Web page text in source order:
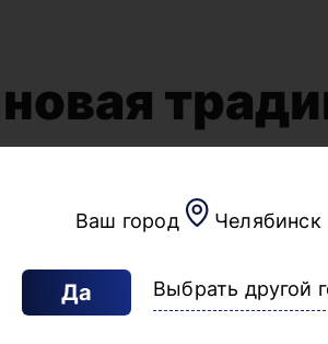
Ваш город Челябинск
Да Выбрать другой